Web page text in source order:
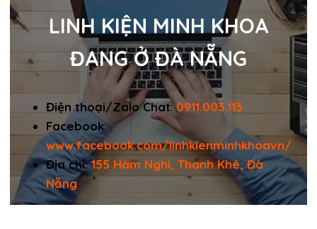
LINH KIỆN MINH KHOA
ĐANG Ở ĐÀ NẴNG
Điện thoại/Zalo Chat:0911.003.113
Facebook:
www.facebook.com/linhkienminhkhoavn/
Địa chỉ:155 Hàm Nghi, Thanh Khê, Đà
Nẵng